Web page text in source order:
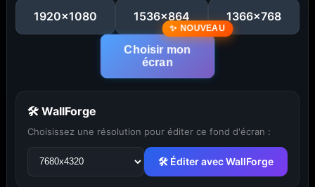
1 2 3 4 5 ... 29
1920x1080 1536x864 1366x768
Choisir mon
écran
🛠 WallForge
Choisissez une résolution pour éditer ce fond d'écran :
🛠 Éditer avec WallForge